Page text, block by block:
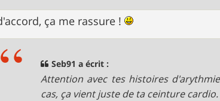
ça me rassure !
Seb91 a écrit :
Attention avec tes histoires
cas, ça vient juste de ta ceinture cardio.